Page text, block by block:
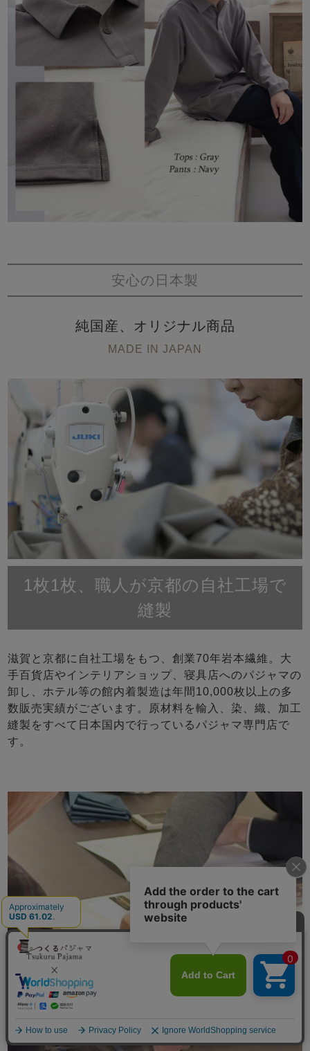
メニュー
安心の日本製
純国産、オリジナル商品
MADE IN JAPAN
1枚1枚、職人が京都の自社工場で
縫製
滋賀と京都に自社工場をもつ、創業70年岩本繊維。大
手百貨店やインテリアショップ、寝具店へのパジャマの
卸し、ホテル等の館内着製造は年間10,000枚以上の多
数販売実績がございます。原材料を輸入、染、織、加工
縫製をすべて日本国内で行っているパジャマ専門店で
す。